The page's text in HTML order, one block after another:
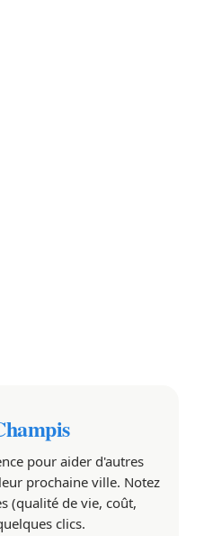
pour aider d'autres
prochaine ville. Notez
(qualité de vie, coût,
clics.